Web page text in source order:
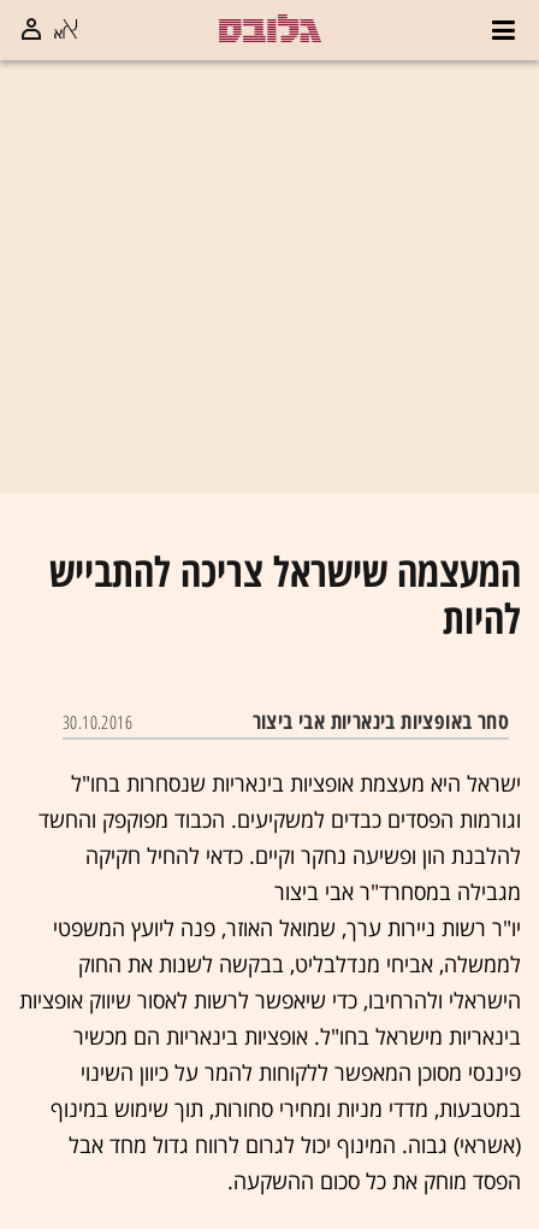
המעצמה שישראל צריכה להתבייש
להיות
סחר באופציות בינאריות אבי ביצור 30.10.2016
ישראל היא מעצמת אופציות בינאריות שנסחרות בחו"ל
וגורמות הפסדים כבדים למשקיעים. הכבוד מפוקפק והחשד
להלבנת הון ופשיעה נחקר וקיים. כדאי להחיל חקיקה
מגבילה במסחרד"ר אבי ביצור
יו"ר רשות ניירות ערך, שמואל האוזר, פנה ליועץ המשפטי
לממשלה, אביחי מנדלבליט, בבקשה לשנות את החוק
הישראלי ולהרחיבו, כדי שיאפשר לרשות לאסור שיווק אופציות
בינאריות מישראל בחו"ל. אופציות בינאריות הם מכשיר
פיננסי מסוכן המאפשר ללקוחות להמר על כיוון השינוי
במטבעות, מדדי מניות ומחירי סחורות, תוך שימוש במינוף
(אשראי) גבוה. המינוף יכול לגרום לרווח גדול מחד אבל
הפסד מוחק את כל סכום ההשקעה.